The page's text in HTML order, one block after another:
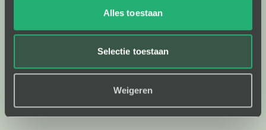
Alles toestaan
Selectie toestaan
Weigeren
wetenschappelijke) adviserende hoedanigheid, voel
junior / senior / (afstudeer)stage
FULLTIME / PARTTIME
Locatie: Weesp / remote